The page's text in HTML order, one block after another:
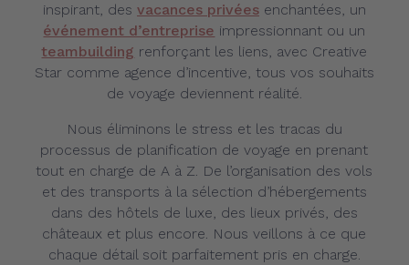
inspirant, des vacances privéesenchantées, un
événement d’entreprise impressionnant ou un
teambuilding renforçant les liens, avec Creative
Star comme agence d’incentive, tous vos souhaits
de voyage deviennent réalité.
Nous éliminons le stress et les tracas du
processus de planification de voyage en prenant
tout en charge de A à Z. De l’organisation des vols
et des transports à la sélection d’hébergements
dans des hôtels de luxe, des lieux privés, des
châteaux et plus encore. Nous veillons à ce que
chaque détail soit parfaitement pris en charge.